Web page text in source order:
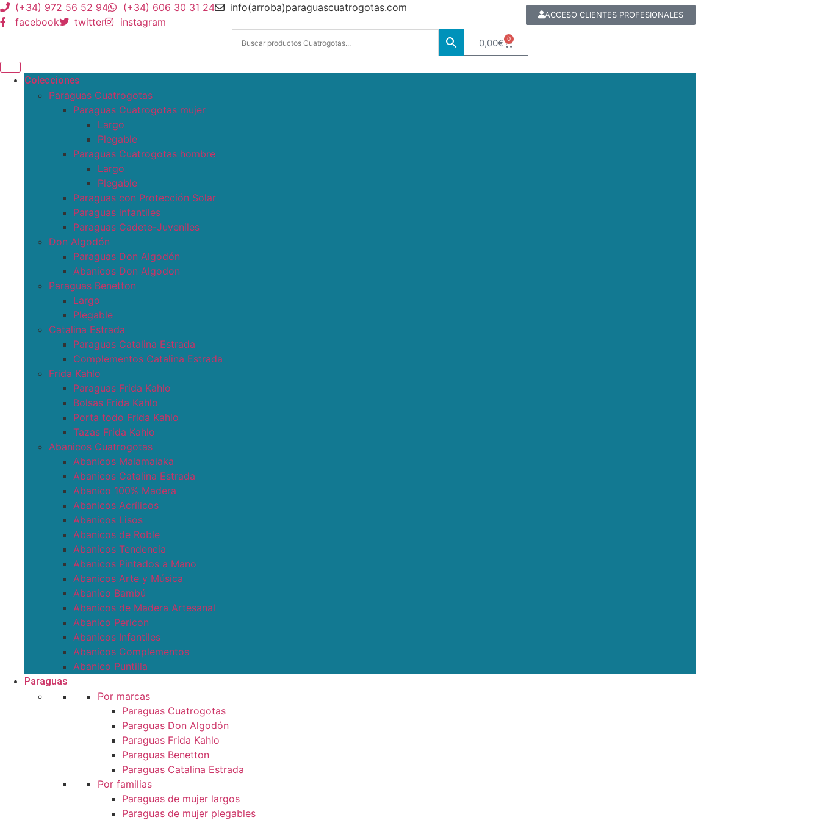
(+34) 972 56 52 94 (+34) 606 30 31 24
info(arroba)paraguascuatrogotas.com
facebook
twitter instagram
ACCESO CLIENTES PROFESIONALES
0,00€ 0
Colecciones
Paraguas Cuatrogotas
Paraguas Cuatrogotas mujer
Largo
Plegable
Paraguas Cuatrogotas hombre
Largo
Plegable
Paraguas con Protección Solar
Paraguas infantiles
Paraguas Cadete-Juveniles
Don Algodón
Paraguas Don Algodón
Abanicos Don Algodon
Paraguas Benetton
Largo
Plegable
Catalina Estrada
Paraguas Catalina Estrada
Complementos Catalina Estrada
Frida Kahlo
Paraguas Frida Kahlo
Bolsas Frida Kahlo
Porta todo Frida Kahlo
Tazas Frida Kahlo
Abanicos Cuatrogotas
Abanicos Malamalaka
Abanicos Catalina Estrada
Abanico 100% Madera
Abanicos Acrílicos
Abanicos Lisos
Abanicos de Roble
Abanicos Tendencia
Abanicos Pintados a Mano
Abanicos Arte y Música
Abanico Bambú
Abanicos de Madera Artesanal
Abanico Pericon
Abanicos Infantiles
Abanicos Complementos
Abanico Puntilla
Paraguas
Por marcas
Paraguas Cuatrogotas
Paraguas Don Algodón
Paraguas Frida Kahlo
Paraguas Benetton
Paraguas Catalina Estrada
Por familias
Paraguas de mujer largos
Paraguas de mujer plegables